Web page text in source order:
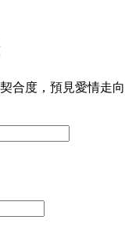
合度，預見愛情走